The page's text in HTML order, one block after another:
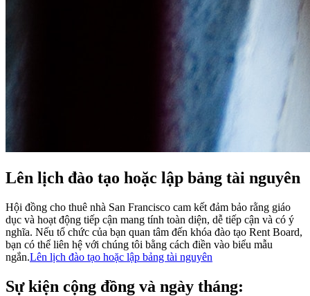
Lên lịch đào tạo hoặc lập bảng tài nguyên
Hội đồng cho thuê nhà San Francisco cam kết đảm bảo rằng giáo
dục và hoạt động tiếp cận mang tính toàn diện, dễ tiếp cận và có ý
nghĩa. Nếu tổ chức của bạn quan tâm đến khóa đào tạo Rent Board,
bạn có thể liên hệ với chúng tôi bằng cách điền vào biểu mẫu
ngắn.Lên lịch đào tạo hoặc lập bảng tài nguyên
Sự kiện cộng đồng và ngày tháng: